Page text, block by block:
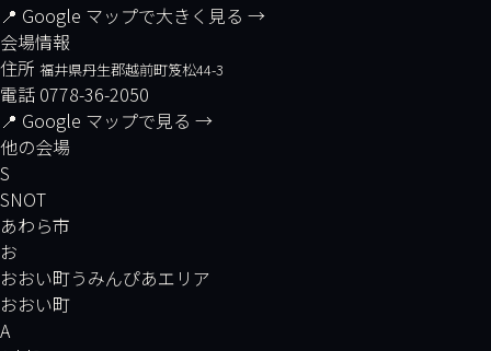
📍 Google マップで大きく見る →
会場情報
住所 福井県丹生郡越前町笈松44-3
電話 0778-36-2050
📍 Google マップで見る →
他の会場
S
SNOT
あわら市
お
おおい町うみんぴあエリア
おおい町
A